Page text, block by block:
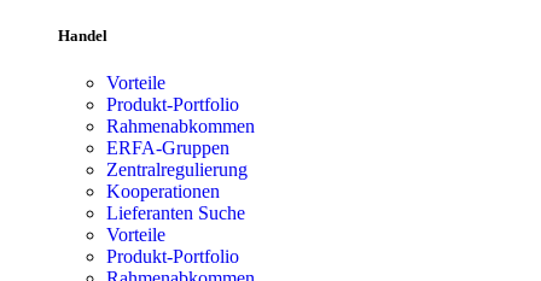
Handel
Vorteile
Produkt-Portfolio
Rahmenabkommen
ERFA-Gruppen
Zentralregulierung
Kooperationen
Lieferanten Suche
Vorteile
Produkt-Portfolio